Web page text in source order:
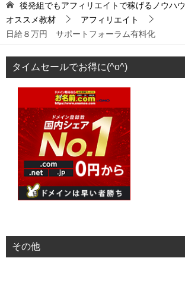
後発組でもアフィリエイトで稼げるノウハウ
オススメ教材
アフィリエイト
日給８万円 サポートフォーラム有料化
タイムセールでお得に(^o^)
その他